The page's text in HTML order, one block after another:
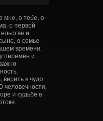
мне, о тебе, о
о первой
и
о семье -
времени.
перемен и
верить в чудо.
человечности,
и судьбе в